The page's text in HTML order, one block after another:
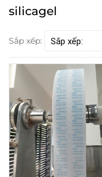
silicagel
Sắp xếp: